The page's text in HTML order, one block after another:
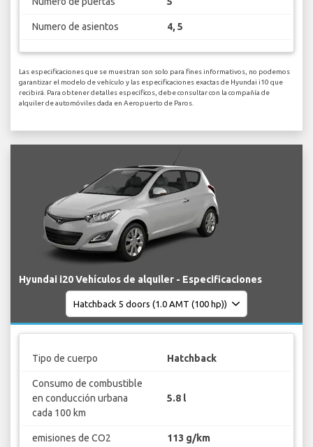
Numero de asientos 4, 5
Las especificaciones que se muestran son solo para fines informativos, no podemos
garantizar el modelo de vehículo y las especificaciones exactas de Hyundai i10 que
recibirá. Para obtener detalles específicos, debe consultar con la compañía de
alquiler de automóviles dada en Aeropuerto de Paros.
Hyundai i20 Vehículos de alquiler - Especificaciones
Tipo de cuerpo Hatchback
Consumo de combustible
en conducción urbana
cada 100 km
5.8 l
emisiones de CO2 113 g/km